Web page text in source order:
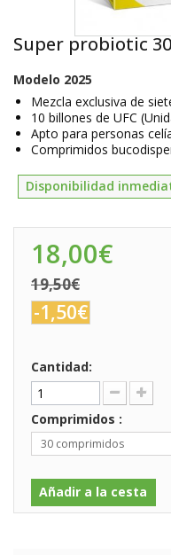
Super probiotic
Modelo 2025
Mezcla exclusiva de
10 billones de UFC
Apto para personas
Comprimidos
Disponibilidad
18,00€
19,50€
-1,50€
Cantidad:
Comprimidos :
30 comprimidos
Añadir a la cesta